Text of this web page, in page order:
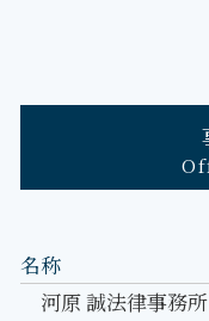
名称
河原 誠法律事務所